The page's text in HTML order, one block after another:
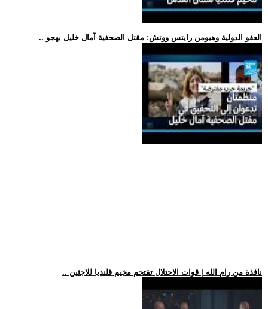
.. العفو الدولية وهيومن رايتس ووتش: مقتل الصحفية آمال خليل بهجو
.. نافذة من رام الله | قوات الاحتلال تقتحم مخيم قلنديا للاجئين